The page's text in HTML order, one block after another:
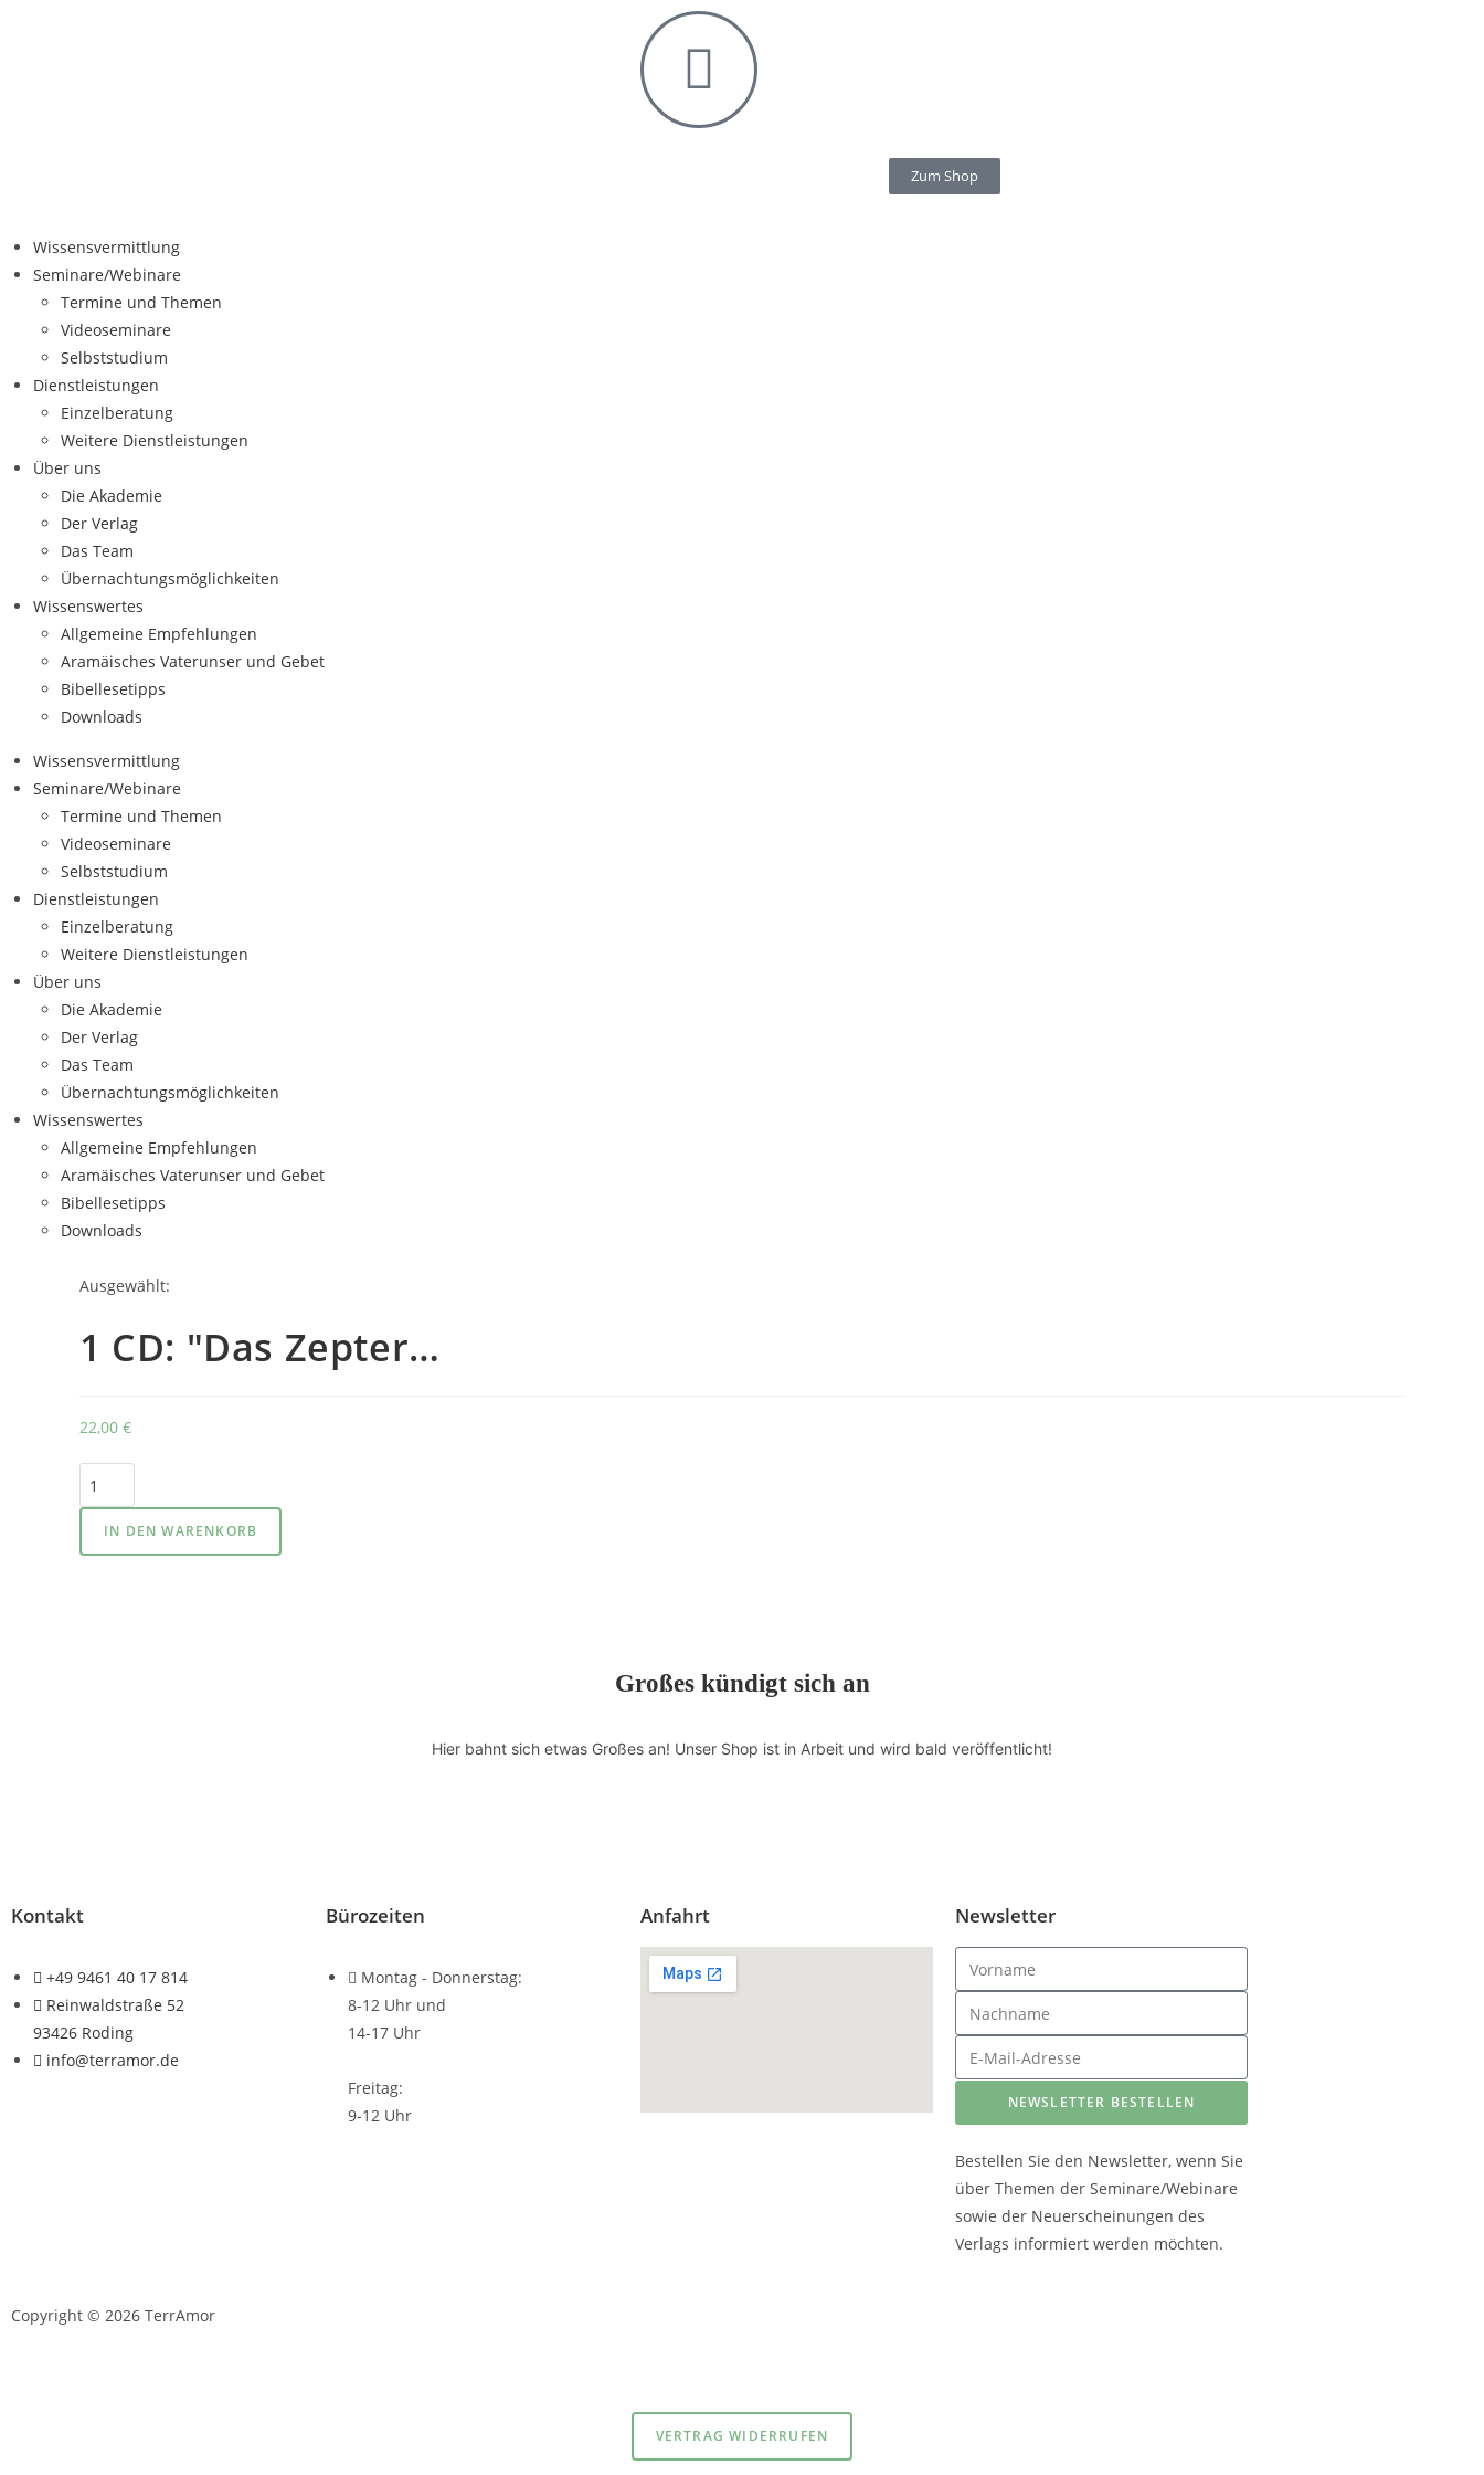
Zum Shop
Wissensvermittlung
Seminare/Webinare
Termine und Themen
Videoseminare
Selbststudium
Dienstleistungen
Einzelberatung
Weitere Dienstleistungen
Über uns
Die Akademie
Der Verlag
Das Team
Übernachtungsmöglichkeiten
Wissenswertes
Allgemeine Empfehlungen
Aramäisches Vaterunser und Gebet
Bibellesetipps
Downloads
Wissensvermittlung
Seminare/Webinare
Termine und Themen
Videoseminare
Selbststudium
Dienstleistungen
Einzelberatung
Weitere Dienstleistungen
Über uns
Die Akademie
Der Verlag
Das Team
Übernachtungsmöglichkeiten
Wissenswertes
Allgemeine Empfehlungen
Aramäisches Vaterunser und Gebet
Bibellesetipps
Downloads
Ausgewählt:
1 CD: "Das Zepter…
22,00 €
IN DEN WARENKORB
Großes kündigt sich an
Hier bahnt sich etwas Großes an! Unser Shop ist in Arbeit und wird bald veröffentlicht!
Kontakt
+49 9461 40 17 814
Reinwaldstraße 52
93426 Roding
info@terramor.de
Bürozeiten
Montag - Donnerstag:
8-12 Uhr und
14-17 Uhr
Freitag:
9-12 Uhr
Anfahrt Newsletter
NEWSLETTER BESTELLEN
Bestellen Sie den Newsletter, wenn Sie
über Themen der Seminare/Webinare
sowie der Neuerscheinungen des
Verlags informiert werden möchten.
Copyright © 2026 TerrAmor
VERTRAG WIDERRUFEN